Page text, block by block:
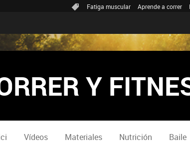
Fatiga muscular Aprende a correr
Y
Vídeos Materiales Nutrición Baile